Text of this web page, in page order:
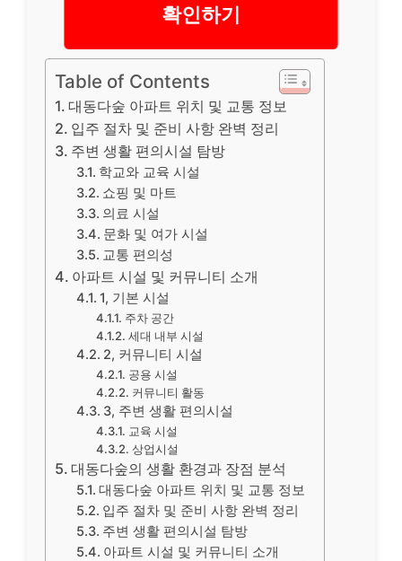
확인하기
Table of Contents
대동다숲 아파트 위치 및 교통 정보
입주 절차 및 준비 사항 완벽 정리
주변 생활 편의시설 탐방
학교와 교육 시설
쇼핑 및 마트
의료 시설
문화 및 여가 시설
교통 편의성
아파트 시설 및 커뮤니티 소개
1, 기본 시설
주차 공간
세대 내부 시설
2, 커뮤니티 시설
공용 시설
커뮤니티 활동
3, 주변 생활 편의시설
교육 시설
상업시설
대동다숲의 생활 환경과 장점 분석
대동다숲 아파트 위치 및 교통 정보
입주 절차 및 준비 사항 완벽 정리
주변 생활 편의시설 탐방
아파트 시설 및 커뮤니티 소개